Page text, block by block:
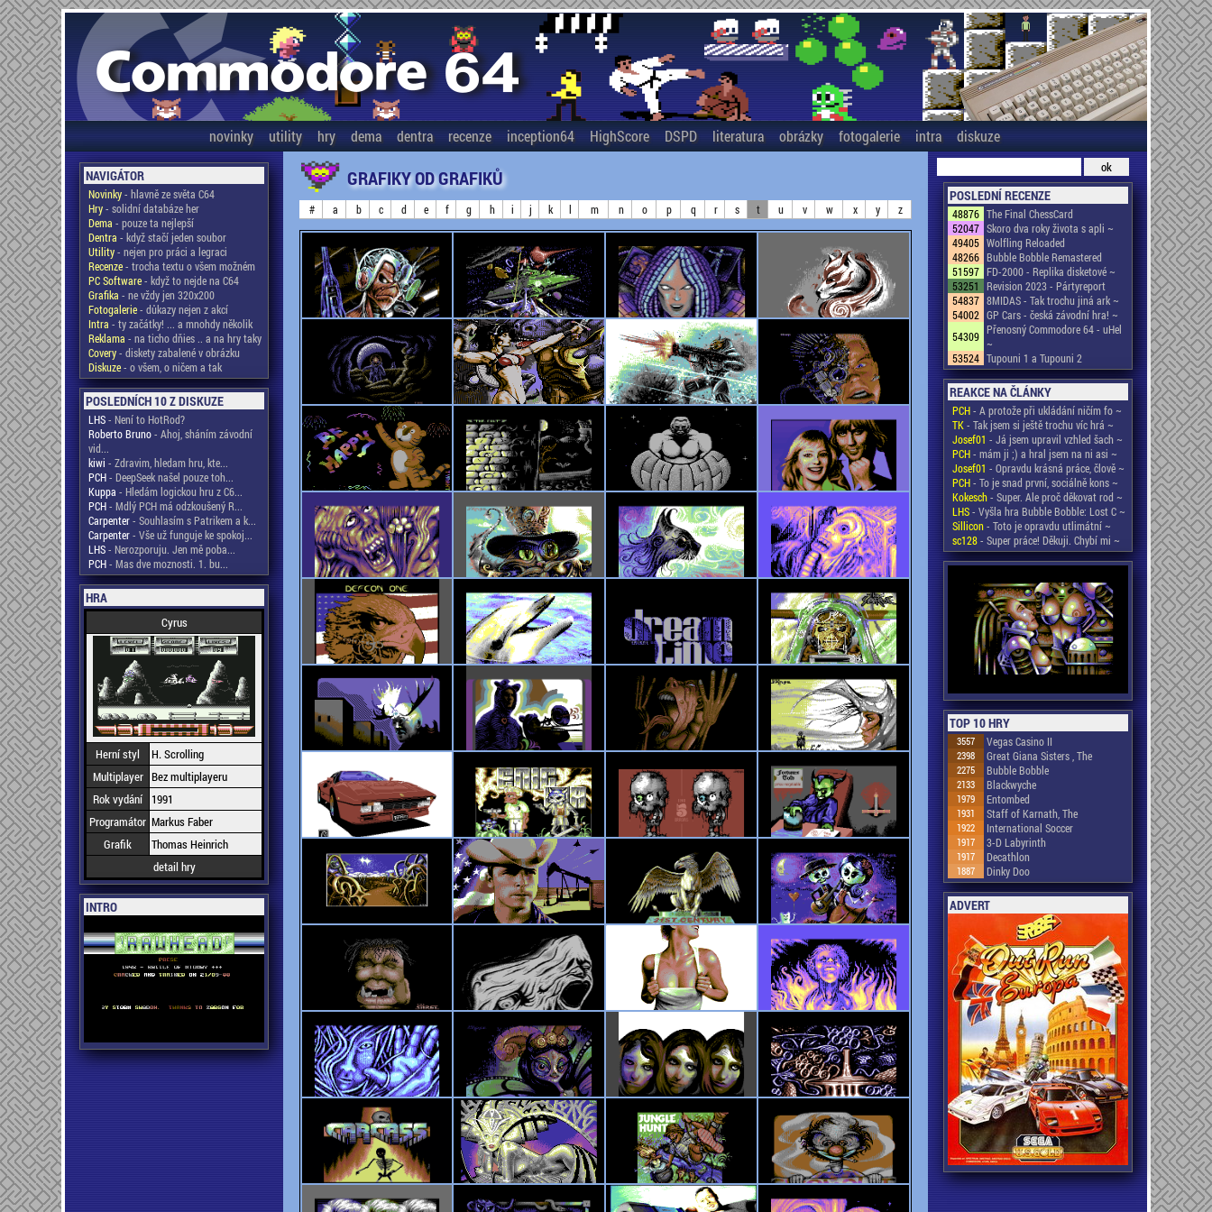
novinky utility hry dema dentra recenze inception64 HighScore DSPD literatura obrázky fotogalerie intra diskuze
NAVIGÁTOR
Novinky- hlavně ze světa C64
Hry- solidní databáze her
Dema - pouze ta nejlepší
Dentra - když stačí jeden soubor
Utility- nejen pro práci a legraci
Recenze- trocha textu o všem možném
PC Software- když to nejde na C64
Grafika - ne vždy jen 320x200
Fotogalerie- důkazy nejen z akcí
Intra - ty začátky! ... a mnohdy několik
Reklama - na ticho dňies .. a na hry taky
Covery- diskety zabalené v obrázku
Diskuze- o všem, o ničem a tak
POSLEDNÍCH 10 Z DISKUZE
LHS- Není to HotRod?
Roberto Bruno- Ahoj, sháním závodní
vid...
kiwi - Zdravim, hledam hru, kte...
PCH- DeepSeek našel pouze toh...
Kuppa - Hledám logickou hru z C6...
PCH- Mdlý PCH má odzkoušený R...
Carpenter- Souhlasím s Patrikem a k...
Carpenter- Vše už funguje ke spokoj...
LHS- Nerozporuju. Jen mě poba...
PCH- Mas dve moznosti. 1. bu...
HRA
Cyrus
Herní styl
H. Scrolling
Multiplayer Bez multiplayeru
Rok vydání
1991
Programátor Markus Faber
Grafik
Thomas Heinrich
detail hry
INTRO
GRAFIKY OD GRAFIKŮ
# a b c d e f g h i j k l m n o p q r s t u v w x y z
POSLEDNÍ RECENZE
48876 The Final ChessCard
52047 Skoro dva roky života s apli ~
49405 Wolfling Reloaded
48266 Bubble Bobble Remastered
51597 FD-2000 - Replika disketové ~
53251
Revision 2023 - Pártyreport
54837 8MIDAS - Tak trochu jiná ark ~
54002 GP Cars - česká závodní hra! ~
54309 Přenosný Commodore 64 - uHel
~
53524 Tupouni 1 a Tupouni 2
REAKCE NA ČLÁNKY
PCH- A protože při ukládání ničím fo ~
TK- Tak jsem si ještě trochu víc hrá ~
Josef01 - Já jsem upravil vzhled šach ~
PCH- mám ji ;) a hral jsem na ni asi ~
Josef01 - Opravdu krásná práce, člově ~
PCH- To je snad první, sociálně kons ~
Kokesch- Super. Ale proč děkovat rod ~
LHS- Vyšla hra Bubble Bobble: Lost C ~
Sillicon- Toto je opravdu utlimátní ~
sc128- Super práce! Děkuji. Chybí mi ~
TOP 10 HRY
3557 Vegas Casino II
2398 Great Giana Sisters , The
2275 Bubble Bobble
2133 Blackwyche
1979 Entombed
1931 Staff of Karnath, The
1922 International Soccer
1917 3-D Labyrinth
1917 Decathlon
1887 Dinky Doo
ADVERT